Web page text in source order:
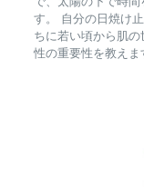
す。 自分の日焼け
ちに若い頃から肌
性の重要性を教えま